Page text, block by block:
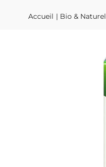
Accueil Bio & Naturel